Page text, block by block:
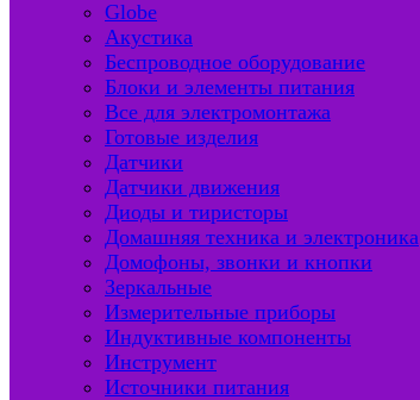
Globe
Акустика
Беспроводное оборудование
Блоки и элементы питания
Все для электромонтажа
Готовые изделия
Датчики
Датчики движения
Диоды и тиристоры
Домашняя техника и электроника
Домофоны, звонки и кнопки
Зеркальные
Измерительные приборы
Индуктивные компоненты
Инструмент
Источники питания